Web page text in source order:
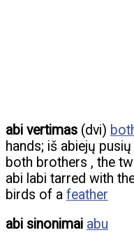
abi vertimas (dvi)
hands; iš abiejų
both brothers , the
abi labi tarred with
birds of a feather
abi sinonimai abu